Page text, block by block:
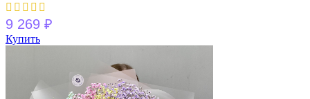
9 269 ₽
Купить